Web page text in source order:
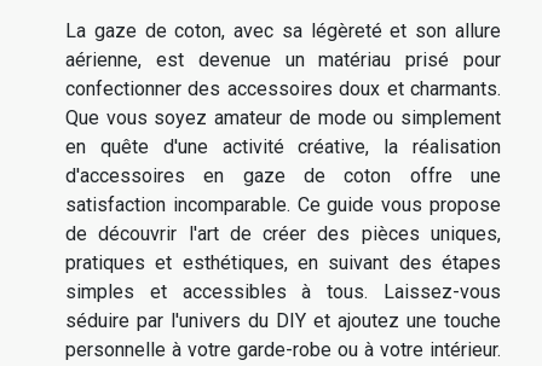
La gaze de coton, avec sa légèreté et son allure
aérienne, est devenue un matériau prisé pour
confectionner des accessoires doux et charmants.
Que vous soyez amateur de mode ou simplement
en quête d'une activité créative, la réalisation
d'accessoires en gaze de coton offre une
satisfaction incomparable. Ce guide vous propose
de découvrir l'art de créer des pièces uniques,
pratiques et esthétiques, en suivant des étapes
simples et accessibles à tous. Laissez-vous
séduire par l'univers du DIY et ajoutez une touche
personnelle à votre garde-robe ou à votre intérieur.